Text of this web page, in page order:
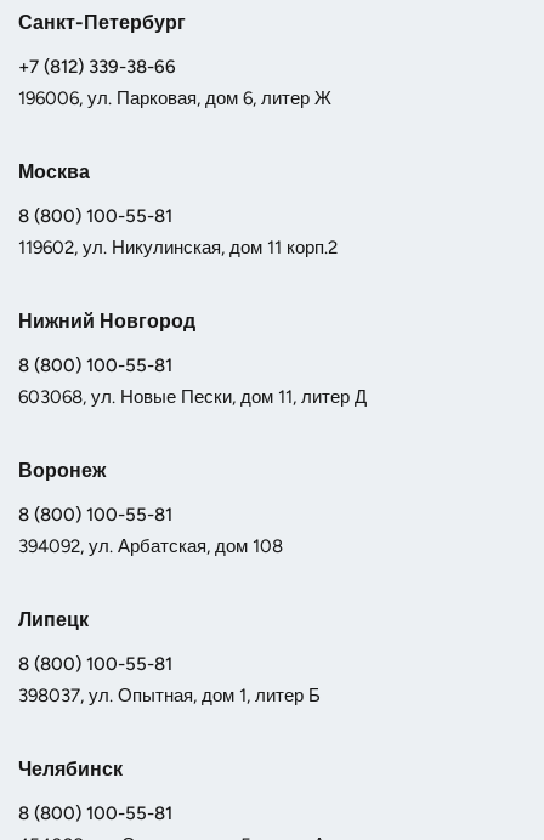
Санкт-Петербург
+7 (812) 339-38-66
196006, ул. Парковая, дом 6, литер Ж
Москва
8 (800) 100-55-81
119602, ул. Никулинская, дом 11 корп.2
Нижний Новгород
8 (800) 100-55-81
603068, ул. Новые Пески, дом 11, литер Д
Воронеж
8 (800) 100-55-81
394092, ул. Арбатская, дом 108
Липецк
8 (800) 100-55-81
398037, ул. Опытная, дом 1, литер Б
Челябинск
8 (800) 100-55-81